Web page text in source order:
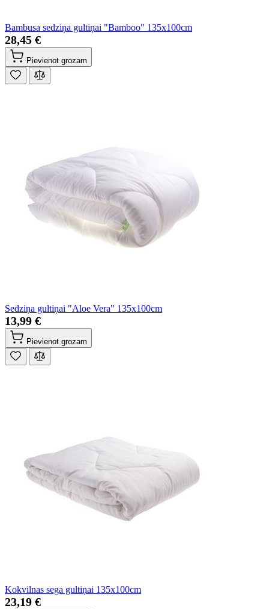
Bambusa sedziņa gultiņai "Bamboo" 135x100cm
28,45 €
Pievienot grozam
Sedziņa gultiņai "Aloe Vera" 135x100cm
13,99 €
Pievienot grozam
Kokvilnas sega gultiņai 135x100cm
23,19 €